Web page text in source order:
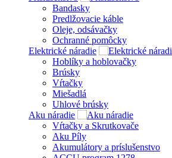
Bandasky
Predlžovacie káble
Oleje, odsávačky
Ochranné pomôcky
Elektrické náradie
Hoblíky a hoblovačky
Brúsky
Vŕtačky
Miešadlá
Uhlové brúsky
Aku náradie
Vŕtačky a Skrutkovače
Aku Píly
Akumulátory a príslušenstvo